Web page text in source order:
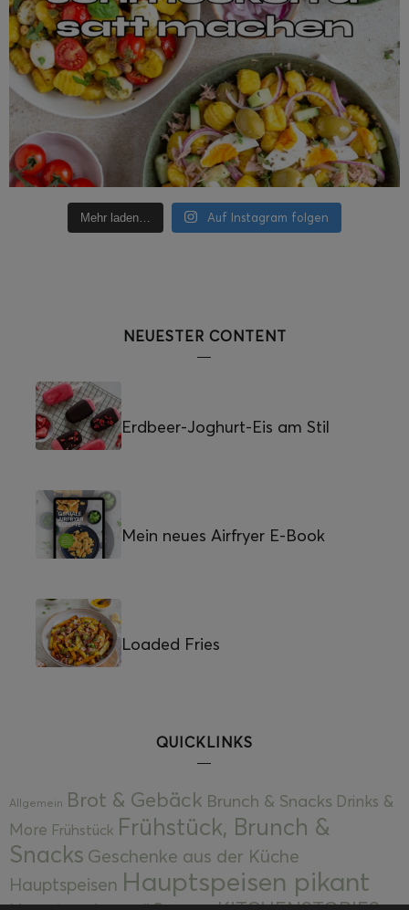
Mehr laden… Auf Instagram folgen
NEUESTER CONTENT
Erdbeer-Joghurt-Eis am Stil
Mein neues Airfryer E-Book
Loaded Fries
QUICKLINKS
Allgemein Brot & Gebäck Brunch & Snacks Drinks &
More Frühstück Frühstück, Brunch &
Snacks Geschenke aus der Küche
Hauptspeisen Hauptspeisen pikant